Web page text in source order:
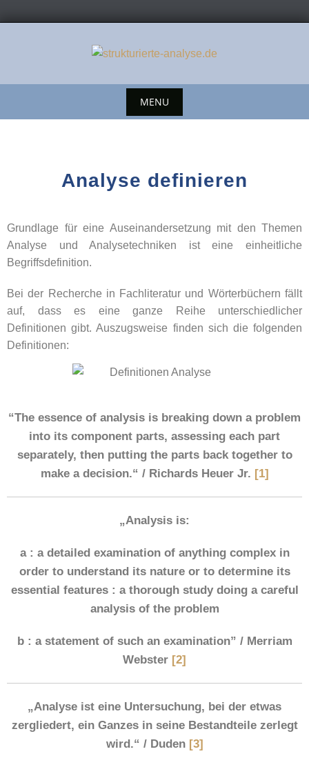
MENU
Analyse definieren
Grundlage für eine Auseinandersetzung mit den Themen
Analyse und Analysetechniken ist eine einheitliche
Begriffsdefinition.
Bei der Recherche in Fachliteratur und Wörterbüchern fällt
auf, dass es eine ganze Reihe unterschiedlicher
Definitionen gibt. Auszugsweise finden sich die folgenden
Definitionen:
“The essence of analysis is breaking down a problem
into its component parts, assessing each part
separately, then putting the parts back together to
make a decision.“ / Richards Heuer Jr. [1]
„Analysis is:
a : a detailed examination of anything complex in
order to understand its nature or to determine its
essential features : a thorough study doing a careful
analysis of the problem
b : a statement of such an examination” / Merriam
Webster [2]
„Analyse ist eine Untersuchung, bei der etwas
zergliedert, ein Ganzes in seine Bestandteile zerlegt
wird.“ / Duden [3]